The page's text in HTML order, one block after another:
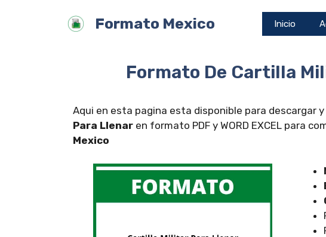
Formato Mexico Inicio
Formato De Cartilla
Aqui en esta pagina esta disponible para descargar
Para Llenar en formato PDF y WORD EXCEL para
Mexico